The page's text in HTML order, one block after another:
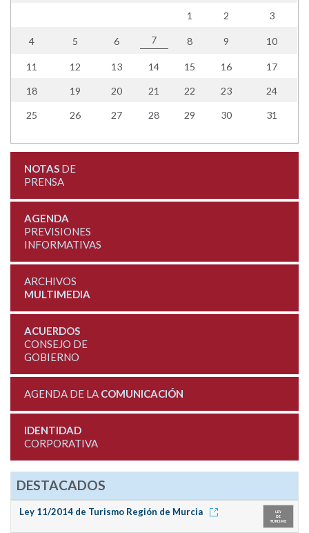
1 2 3
4 5 6 7 8 9 10
11 12 13 14 15 16 17
18 19 20 21 22 23 24
25 26 27 28 29 30 31
NOTASDE
PRENSA
AGENDA
PREVISIONES
INFORMATIVAS
ARCHIVOS
MULTIMEDIA
ACUERDOS
CONSEJO DE
GOBIERNO
AGENDA DE LA COMUNICACIÓN
IDENTIDAD
CORPORATIVA
DESTACADOS
Ley 11/2014 de Turismo Región de Murcia